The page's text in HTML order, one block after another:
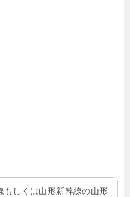
もしくは山形新幹線の山形